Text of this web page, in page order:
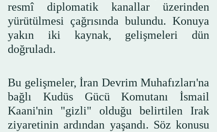
resmî diplomatik kanallar üzerinden
yürütülmesi çağrısında bulundu. Konuya
yakın iki kaynak, gelişmeleri dün
doğruladı.
Bu gelişmeler, İran Devrim Muhafızları'na
bağlı Kudüs Gücü Komutanı İsmail
Kaani'nin "gizli" olduğu belirtilen Irak
ziyaretinin ardından yaşandı. Söz konusu